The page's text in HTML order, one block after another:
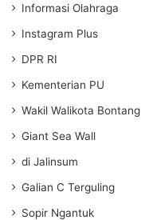
Informasi Olahraga
Instagram Plus
DPR RI
Kementerian PU
Wakil Walikota Bontang
Giant Sea Wall
di Jalinsum
Galian C Terguling
Sopir Ngantuk